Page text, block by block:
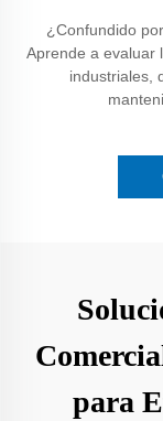
¿Confundido
Aprende a evaluar
industriales,
para